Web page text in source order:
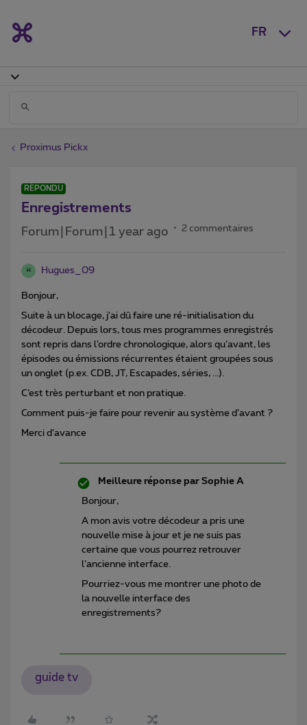
FR
Proximus Pickx
RÉPONDU
Enregistrements
Forum|Forum|1 year ago 2 commentaires
H Hugues_09
Bonjour,
Suite à un blocage, j’ai dû faire une ré-initialisation du
décodeur. Depuis lors, tous mes programmes enregistrés
sont repris dans l’ordre chronologique, alors qu’avant, les
épisodes ou émissions récurrentes étaient groupées sous
un onglet (p.ex. CDB, JT, Escapades, séries, ...).
C’est très perturbant et non pratique.
Comment puis-je faire pour revenir au système d’avant ?
Merci d’avance
Meilleure réponse par Sophie A
Bonjour,
A mon avis votre décodeur a pris une
nouvelle mise à jour et je ne suis pas
certaine que vous pourrez retrouver
l’ancienne interface.
Pourriez-vous me montrer une photo de
la nouvelle interface des
enregistrements?
guide tv